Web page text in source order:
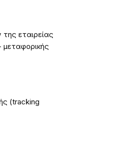
εταιρείας
(tracking